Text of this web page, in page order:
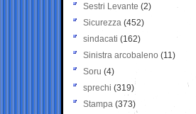
Sestri Levante (2)
Sicurezza (452)
sindacati (162)
Sinistra arcobaleno (11)
Soru (4)
sprechi (319)
Stampa (373)